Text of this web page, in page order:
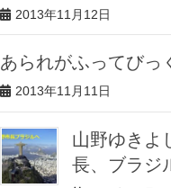
2013年11月12日
あられがふってびっ
2013年11月11日
山野ゆきよ
長、ブラジ